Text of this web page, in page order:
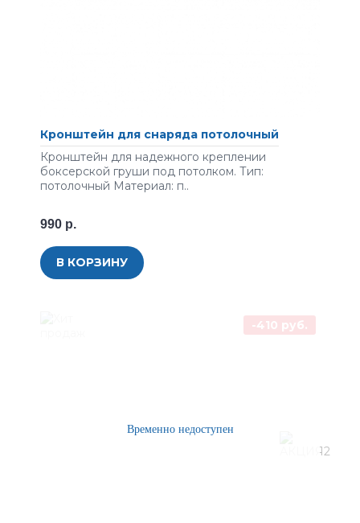
Кронштейн для снаряда потолочный
Кронштейн для надежного креплении
боксерской груши под потолком. Тип:
потолочный Материал: п..
990 р.
В КОРЗИНУ
-410 руб.